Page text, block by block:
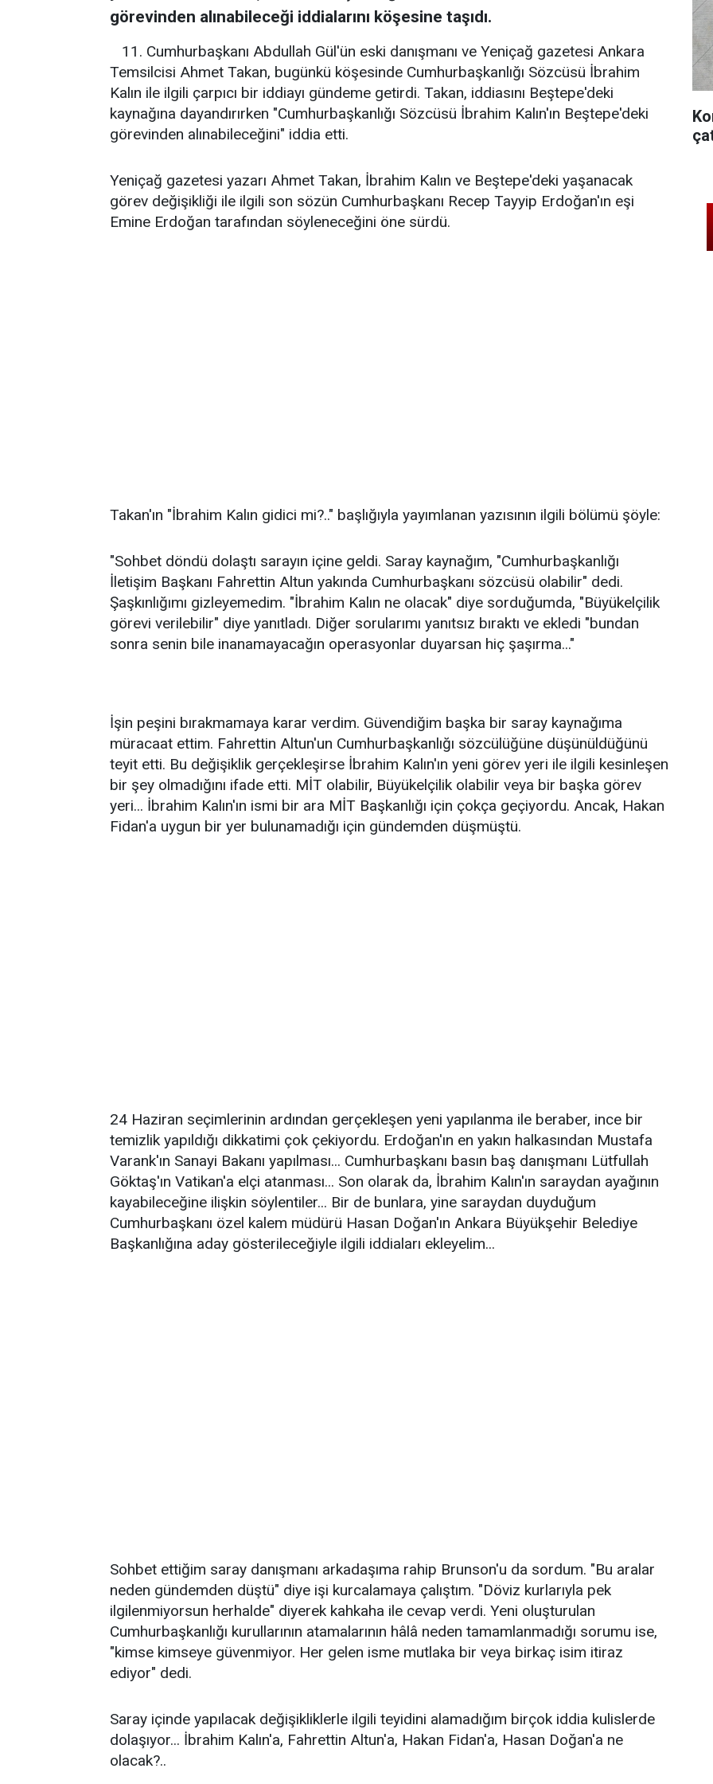
görevinden alınabileceği iddialarını köşesine taşıdı.
11. Cumhurbaşkanı Abdullah Gül'ün eski danışmanı ve Yeniçağ gazetesi Ankara
Temsilcisi Ahmet Takan, bugünkü köşesinde Cumhurbaşkanlığı Sözcüsü İbrahim
Kalın ile ilgili çarpıcı bir iddiayı gündeme getirdi. Takan, iddiasını Beştepe'deki
kaynağına dayandırırken "Cumhurbaşkanlığı Sözcüsü İbrahim Kalın'ın Beştepe'deki
görevinden alınabileceğini" iddia etti.
Yeniçağ gazetesi yazarı Ahmet Takan, İbrahim Kalın ve Beştepe'deki yaşanacak
görev değişikliği ile ilgili son sözün Cumhurbaşkanı Recep Tayyip Erdoğan'ın eşi
Emine Erdoğan tarafından söyleneceğini öne sürdü.
Takan'ın "İbrahim Kalın gidici mi?.." başlığıyla yayımlanan yazısının ilgili bölümü şöyle:
"Sohbet döndü dolaştı sarayın içine geldi. Saray kaynağım, "Cumhurbaşkanlığı
İletişim Başkanı Fahrettin Altun yakında Cumhurbaşkanı sözcüsü olabilir" dedi.
Şaşkınlığımı gizleyemedim. "İbrahim Kalın ne olacak" diye sorduğumda, "Büyükelçilik
görevi verilebilir" diye yanıtladı. Diğer sorularımı yanıtsız bıraktı ve ekledi "bundan
sonra senin bile inanamayacağın operasyonlar duyarsan hiç şaşırma..."
İşin peşini bırakmamaya karar verdim. Güvendiğim başka bir saray kaynağıma
müracaat ettim. Fahrettin Altun'un Cumhurbaşkanlığı sözcülüğüne düşünüldüğünü
teyit etti. Bu değişiklik gerçekleşirse İbrahim Kalın'ın yeni görev yeri ile ilgili kesinleşen
bir şey olmadığını ifade etti. MİT olabilir, Büyükelçilik olabilir veya bir başka görev
yeri... İbrahim Kalın'ın ismi bir ara MİT Başkanlığı için çokça geçiyordu. Ancak, Hakan
Fidan'a uygun bir yer bulunamadığı için gündemden düşmüştü.
24 Haziran seçimlerinin ardından gerçekleşen yeni yapılanma ile beraber, ince bir
temizlik yapıldığı dikkatimi çok çekiyordu. Erdoğan'ın en yakın halkasından Mustafa
Varank'ın Sanayi Bakanı yapılması... Cumhurbaşkanı basın baş danışmanı Lütfullah
Göktaş'ın Vatikan'a elçi atanması... Son olarak da, İbrahim Kalın'ın saraydan ayağının
kayabileceğine ilişkin söylentiler... Bir de bunlara, yine saraydan duyduğum
Cumhurbaşkanı özel kalem müdürü Hasan Doğan'ın Ankara Büyükşehir Belediye
Başkanlığına aday gösterileceğiyle ilgili iddiaları ekleyelim...
Sohbet ettiğim saray danışmanı arkadaşıma rahip Brunson'u da sordum. "Bu aralar
neden gündemden düştü" diye işi kurcalamaya çalıştım. "Döviz kurlarıyla pek
ilgilenmiyorsun herhalde" diyerek kahkaha ile cevap verdi. Yeni oluşturulan
Cumhurbaşkanlığı kurullarının atamalarının hâlâ neden tamamlanmadığı sorumu ise,
"kimse kimseye güvenmiyor. Her gelen isme mutlaka bir veya birkaç isim itiraz
ediyor" dedi.
Saray içinde yapılacak değişikliklerle ilgili teyidini alamadığım birçok iddia kulislerde
dolaşıyor... İbrahim Kalın'a, Fahrettin Altun'a, Hakan Fidan'a, Hasan Doğan'a ne
olacak?..